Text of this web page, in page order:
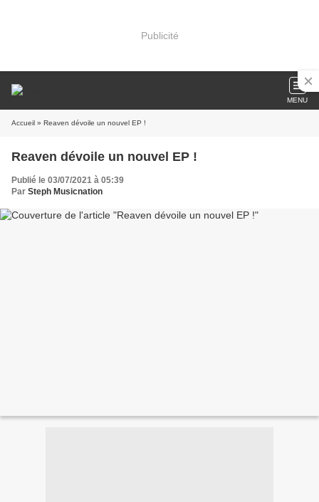
Publicité
MENU
Accueil » Reaven dévoile un nouvel EP !
Reaven dévoile un nouvel EP !
Publié le 03/07/2021 à 05:39
Par Steph Musicnation